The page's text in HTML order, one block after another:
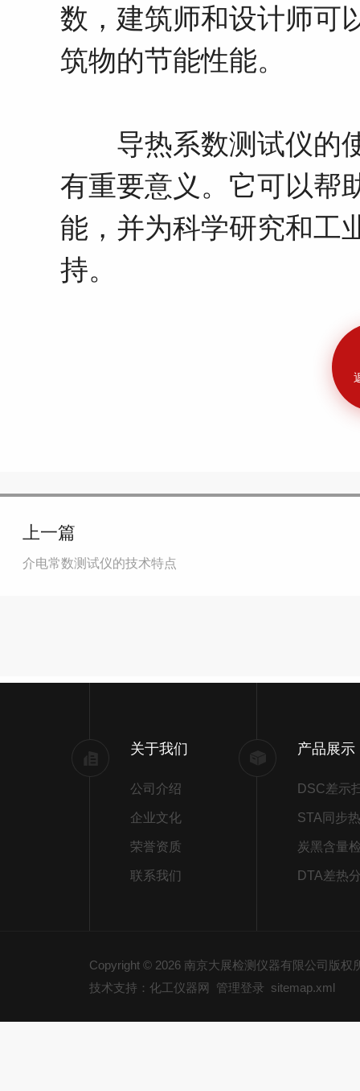
数，建筑师和设计师可
筑物的节能性能。
导热系数测试仪的使
有重要意义。它可以帮
能，并为科学研究和工
持。
上一篇
介电常数测试仪的技术特点
关于我们
公司介绍
企业文化
荣誉资质
联系我们
产品展示
炭黑含量
DTA差热
Copyright © 2026 南京大展检测仪器有限公司版权
技术支持：化工仪器网
管理登录 sitemap.xml